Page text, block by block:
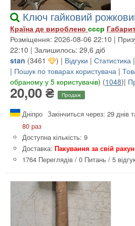
Ключ гайковий
Країна де вироблено ссср
Розміщення: 2026-08-06 22:10 |
22:10 | Залишилось: 29,6 діб
stan (3461 ) | Відгуки | Статистика |
| Пошук по товарах користувача |
обраному у 5 користувачів) (1048)|
20,00 ₴ Продаж
Дніпро Закінчиться через: 29 днів
80 раз
Доступна кількість: 9
Доставка: Пакування за свій
1764 Переглядів / 0 Питань / 5